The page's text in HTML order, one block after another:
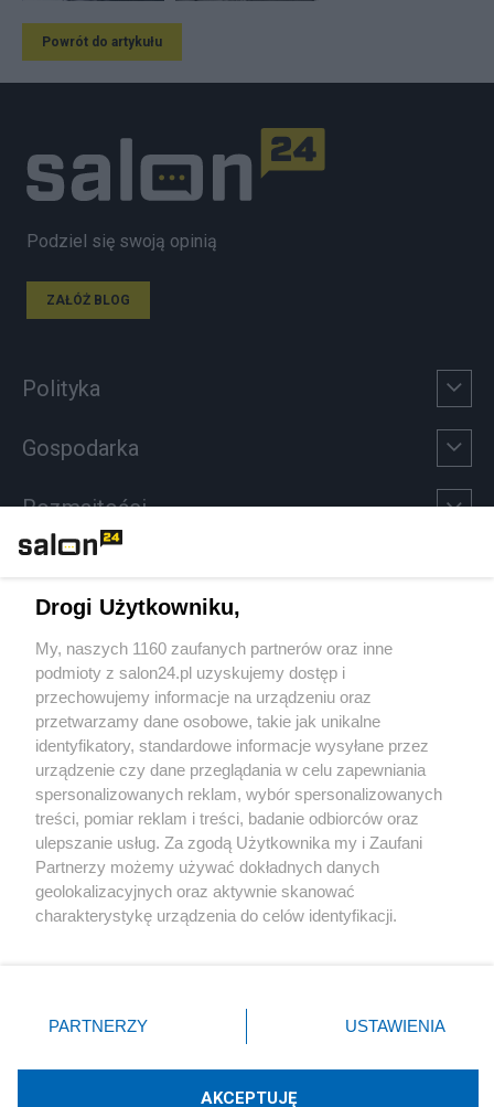
Powrót do artykułu
Podziel się swoją opinią
ZAŁÓŻ BLOG
Polityka
Gospodarka
Rozmaitości
Sport
Społeczeństwo
Kultura
X Facebook Instagram Youtube
Drogi Użytkowniku,
My, naszych 1160 zaufanych partnerów oraz inne
podmioty z salon24.pl uzyskujemy dostęp i
przechowujemy informacje na urządzeniu oraz
przetwarzamy dane osobowe, takie jak unikalne
identyfikatory, standardowe informacje wysyłane przez
urządzenie czy dane przeglądania w celu zapewniania
spersonalizowanych reklam, wybór spersonalizowanych
treści, pomiar reklam i treści, badanie odbiorców oraz
ulepszanie usług. Za zgodą Użytkownika my i Zaufani
Partnerzy możemy używać dokładnych danych
geolokalizacyjnych oraz aktywnie skanować
charakterystykę urządzenia do celów identyfikacji.
zmienić/wycofać klikając przycisk ustawień prywatności
znajdujący się w lewym dolnym rogu strony
rodzaje przetwarzania danych nie wymagają zgody
użytkownika, ale masz prawo sprzeciwić się takiemu
PARTNERZY USTAWIENIA
AKCEPTUJĘ